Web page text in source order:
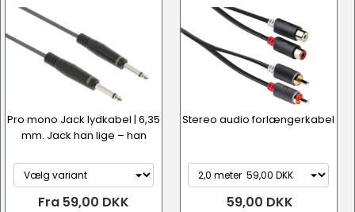
Pro mono Jack lydkabel | 6,35
mm. Jack han lige – han
Fra 59,00 DKK
Stereo audio forlængerkabel
59,00 DKK